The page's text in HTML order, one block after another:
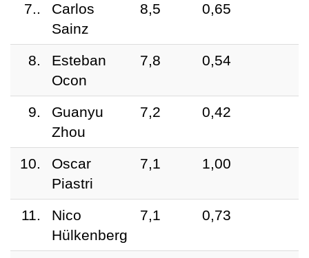
7..
Carlos
Sainz
8,5 0,65
8.
Esteban
Ocon
7,8 0,54
9.
Guanyu
Zhou
7,2 0,42
10.
Oscar
Piastri
7,1 1,00
11.
Nico
Hülkenberg
7,1 0,73